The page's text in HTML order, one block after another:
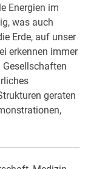
Energien im
was auch
Erde, auf unser
erkennen immer
Gesellschaften
geraten